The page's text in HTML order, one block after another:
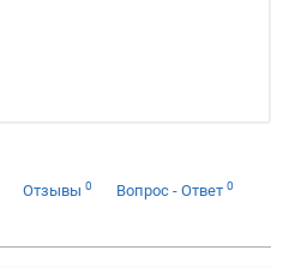
Отзывы 0 Вопрос - Ответ 0